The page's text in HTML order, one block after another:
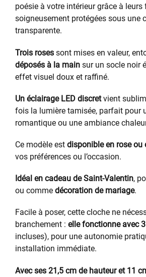
poésie à votre intérieur grâce à
soigneusement protégées sous une
transparente.
Trois roses sont mises en valeur,
déposés à la main sur un socle noir
effet visuel doux et raffiné.
Un éclairage LED discretvient
fois la lumière tamisée, parfait pour
romantique ou une ambiance
Ce modèle est disponible en rose ou
vos préférences ou l’occasion.
Idéal en cadeau de Saint-Valentin,
ou comme décoration de mariage.
Facile à poser, cette cloche ne
branchement : elle fonctionne avec
incluses), pour une autonomie
installation immédiate.
Avec ses 21,5 cm de hauteur et 11